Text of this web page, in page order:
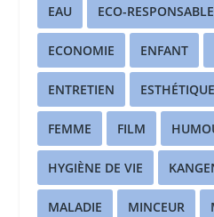
EAU ECO-RESPONSABLE
ECONOMIE ENFANT
ENTRETIEN ESTHÉTIQUE
FEMME FILM
HYGIÈNE DE VIE
MALADIE MINCEUR